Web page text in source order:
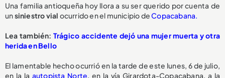
Una familia antioqueña hoy llora a su ser querido por cuenta de
unsiniestro vial ocurrido en el municipio deCopacabana.
Lea también: Trágico accidente dejó una mujer muerta y otra
herida en Bello
El lamentable hecho ocurrió en la tarde de este lunes, 6 de julio,
en la la autopista Norte, en la vía Girardota-Copacabana, a la